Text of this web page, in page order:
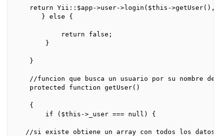
return Yii::$app->user->login($this->getUser(),
       } else {
            return false;
        }
    }
//funcion que busca un usuario por su nombre de
    protected function getUser()
    {
        if ($this->_user === null) {
   //si existe obtiene un array con todos los datos